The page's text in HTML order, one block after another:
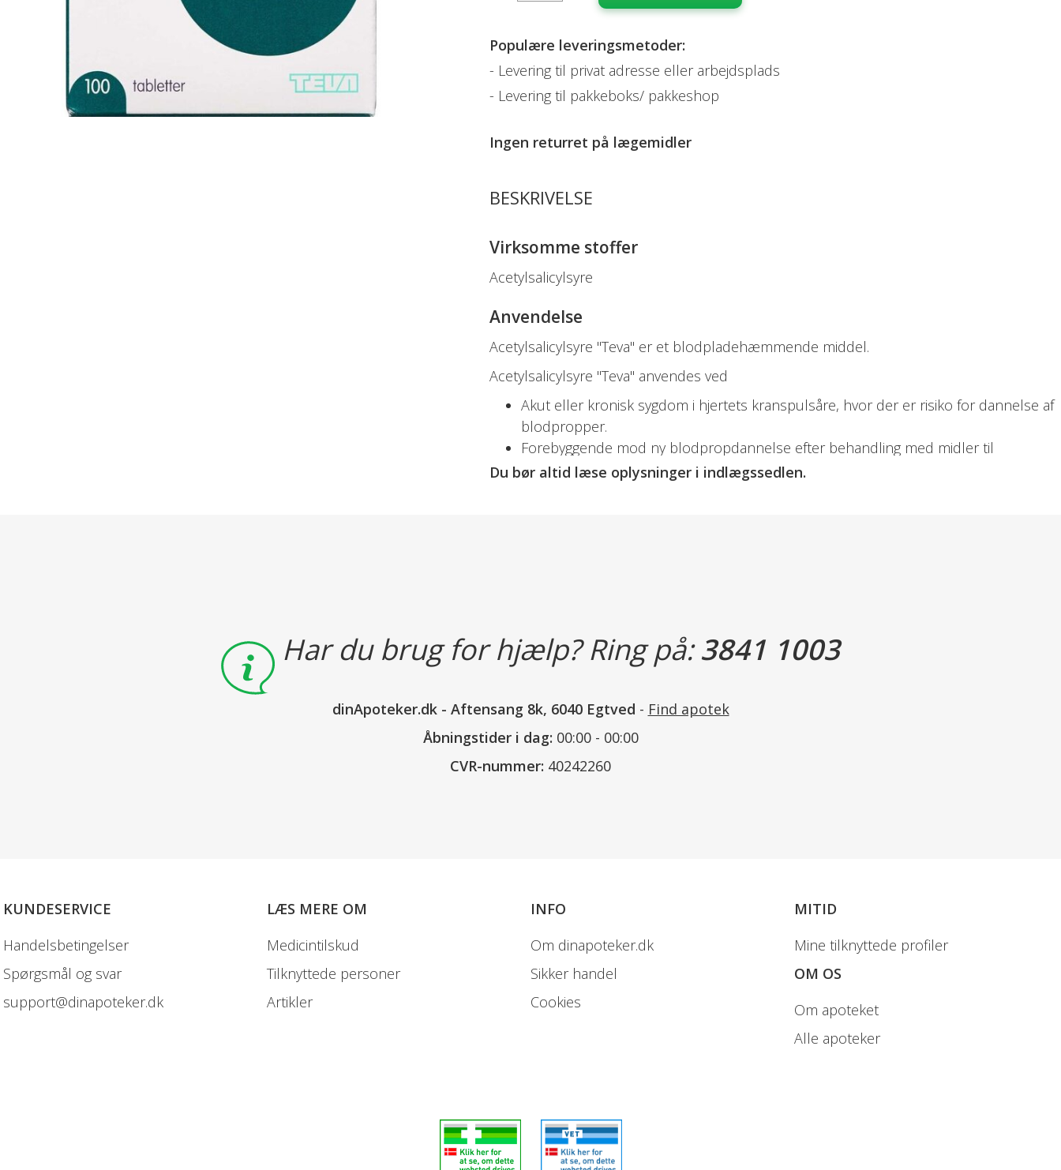
Populære leveringsmetoder:
Levering til privat adresse eller arbejdsplads
Levering til pakkeboks/ pakkeshop
Ingen returret på lægemidler
BESKRIVELSE
Virksomme stoffer
Acetylsalicylsyre
Anvendelse
Acetylsalicylsyre "Teva" er et blodpladehæmmende middel.
Acetylsalicylsyre "Teva" anvendes ved
Akut eller kronisk sygdom i hjertets kranspulsåre, hvor der er risiko for dannelse af
blodpropper.
Forebyggende mod ny blodpropdannelse efter behandling med midler til
opløsning af blodpropper.
Bemærk:
Læs mere om hvordan du tager din medicin
Bivirkninger
Flere end 10 ud af 100 personer får bivirkningen.
Potentielt alvorlige bivirkninger
Mavesmerter
Du bør altid læse oplysninger i indlægssedlen.
Har du brug for hjælp? Ring på:3841 1003
dinApoteker.dk- Aftensang 8k, 6040 Egtved - Find apotek
Åbningstider i dag: 00:00 - 00:00
CVR-nummer: 40242260
KUNDESERVICE
Handelsbetingelser
Spørgsmål og svar
support@dinapoteker.dk
LÆS MERE OM
Medicintilskud
Tilknyttede personer
Artikler
INFO
Om dinapoteker.dk
Sikker handel
Cookies
MITID
Mine tilknyttede profiler
OM OS
Om apoteket
Alle apoteker